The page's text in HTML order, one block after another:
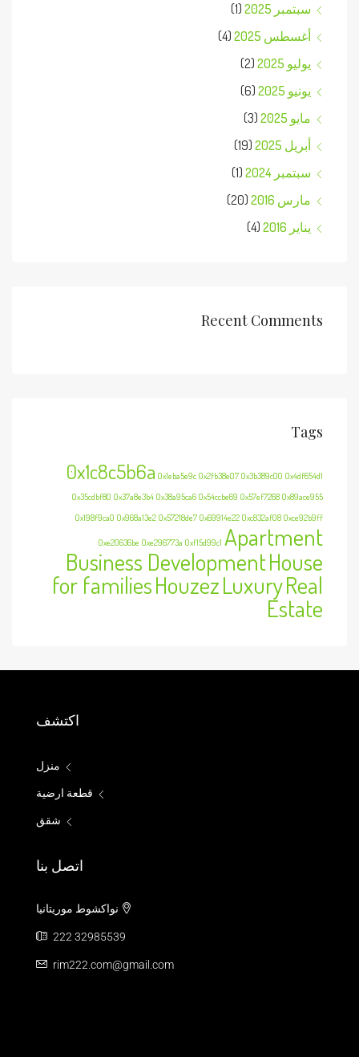
سبتمبر 2025
(1)
أغسطس 2025
(4)
يوليو 2025
(2)
يونيو 2025
(6)
مايو 2025
(3)
أبريل 2025
(19)
سبتمبر 2024
(1)
مارس 2016
(20)
يناير 2016
(4)
Recent Comments
Tags
0x1c8c5b6a 0x1eba5e9c 0x2fb38e07 0x3b389c00 0x4df654d1
0x35cdbf80 0x37a8e3b4 0x38a95ca6 0x54ccbe69 0x57ef7268 0x89ace955
0x198f9ca0 0x968a13e2 0x57218de7 0x69914e22 0xc832af08 0xce92b9ff
0xe20636be 0xe296773a 0xf15d99c1 Apartment
Business DevelopmentHouse
for familiesHouzezLuxuryReal
Estate
اكتشف
منزل
قطعة ارضية
شقق
اتصل بنا
نواكشوط موريتانيا
222 32985539
rim222.com@gmail.com